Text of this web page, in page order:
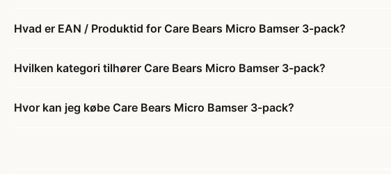
Hvad er EAN / Produktid for Care Bears Micro Bamser 3-pack?
Hvilken kategori tilhører Care Bears Micro Bamser 3-pack?
Hvor kan jeg købe Care Bears Micro Bamser 3-pack?